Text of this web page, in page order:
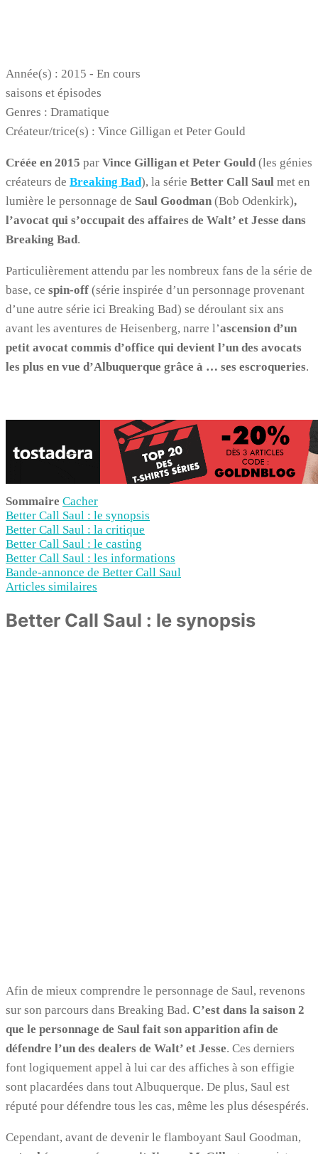
Année(s) : 2015 - En cours
saisons et épisodes
Genres : Dramatique
Créateur/trice(s) : Vince Gilligan et Peter Gould
Créée en 2015 par Vince Gilligan et Peter Gould (les génies
créateurs de Breaking Bad), la série Better Call Saul met en
lumière le personnage de Saul Goodman (Bob Odenkirk),
l’avocat qui s’occupait des affaires de Walt’ et Jesse dans
Breaking Bad.
Particulièrement attendu par les nombreux fans de la série de
base, ce spin-off (série inspirée d’un personnage provenant
d’une autre série ici Breaking Bad) se déroulant six ans
avant les aventures de Heisenberg, narre l’ascension d’un
petit avocat commis d’office qui devient l’un des avocats
les plus en vue d’Albuquerque grâce à … ses escroqueries.
Sommaire Cacher
Better Call Saul : le synopsis
Better Call Saul : la critique
Better Call Saul : le casting
Better Call Saul : les informations
Bande-annonce de Better Call Saul
Articles similaires
Better Call Saul : le synopsis
Afin de mieux comprendre le personnage de Saul, revenons
sur son parcours dans Breaking Bad. C’est dans la saison 2
que le personnage de Saul fait son apparition afin de
défendre l’un des dealers de Walt’ et Jesse. Ces derniers
font logiquement appel à lui car des affiches à son effigie
sont placardées dans tout Albuquerque. De plus, Saul est
réputé pour défendre tous les cas, même les plus désespérés.
Cependant, avant de devenir le flamboyant Saul Goodman,